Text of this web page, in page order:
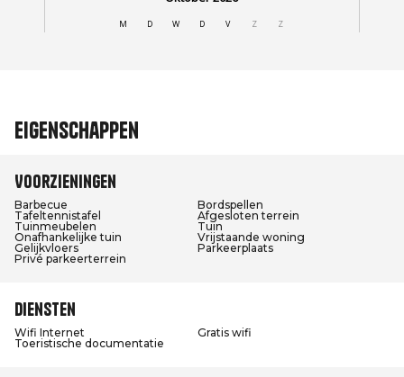
Eigenschappen
Voorzieningen
Barbecue
Bordspellen
Tafeltennistafel
Afgesloten terrein
Tuinmeubelen
Tuin
Onafhankelijke tuin
Vrijstaande woning
Gelijkvloers
Parkeerplaats
Privé parkeerterrein
Diensten
Wifi Internet
Gratis wifi
Toeristische documentatie